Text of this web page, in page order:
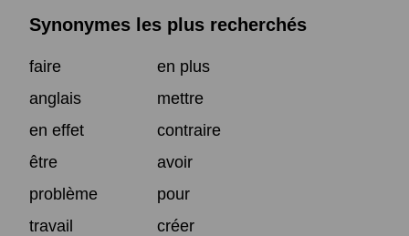
Synonymes les plus recherchés
faire
en plus
anglais
mettre
en effet
contraire
être
avoir
problème
pour
travail
créer